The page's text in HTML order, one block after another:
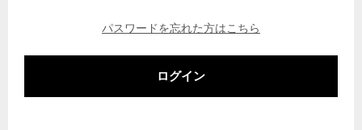
パスワードを忘れた方はこちら
ログイン